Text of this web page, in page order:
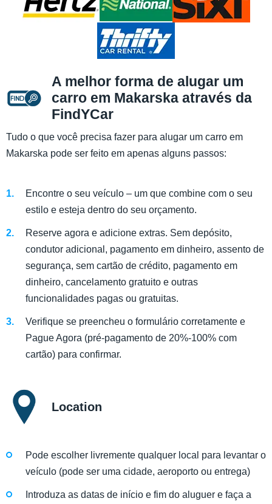
A melhor forma de alugar um
carro em Makarska através da
FindYCar
Tudo o que você precisa fazer para alugar um carro em
Makarska pode ser feito em apenas alguns passos:
Encontre o seu veículo – um que combine com o seu
estilo e esteja dentro do seu orçamento.
Reserve agora e adicione extras. Sem depósito,
condutor adicional, pagamento em dinheiro, assento de
segurança, sem cartão de crédito, pagamento em
dinheiro, cancelamento gratuito e outras
funcionalidades pagas ou gratuitas.
Verifique se preencheu o formulário corretamente e
Pague Agora (pré-pagamento de 20%-100% com
cartão) para confirmar.
Location
Pode escolher livremente qualquer local para levantar o
veículo (pode ser uma cidade, aeroporto ou entrega)
Introduza as datas de início e fim do aluguer e faça a